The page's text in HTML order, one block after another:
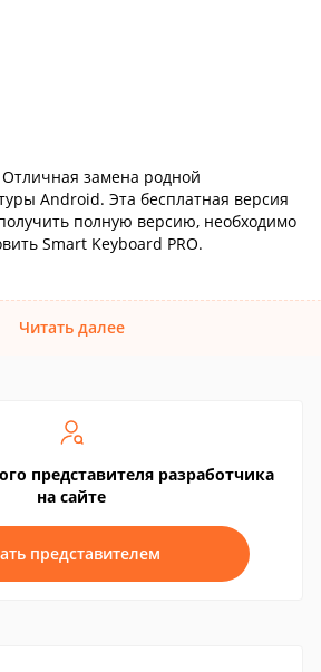
замена родной
Android. Эта бесплатная версия
полную версию, необходимо
Smart Keyboard PRO.
Читать далее
представителя разработчика
на сайте
представителем